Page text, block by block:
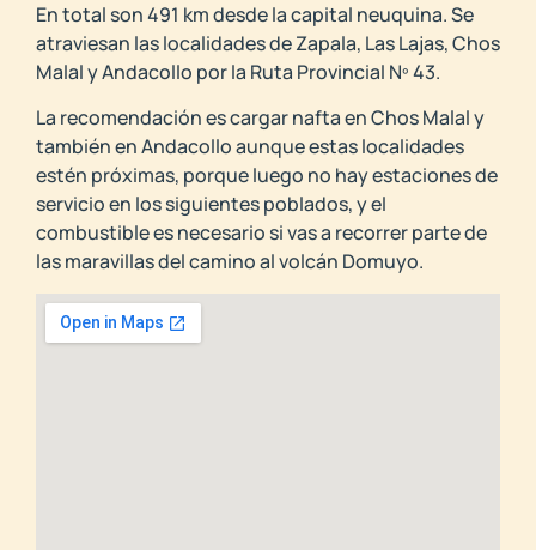
En total son 491 km desde la capital neuquina. Se
atraviesan las localidades de Zapala, Las Lajas, Chos
Malal y Andacollo por la Ruta Provincial Nº 43.
La recomendación es cargar nafta en Chos Malal y
también en Andacollo aunque estas localidades
estén próximas, porque luego no hay estaciones de
servicio en los siguientes poblados, y el
combustible es necesario si vas a recorrer parte de
las maravillas del camino al volcán Domuyo.